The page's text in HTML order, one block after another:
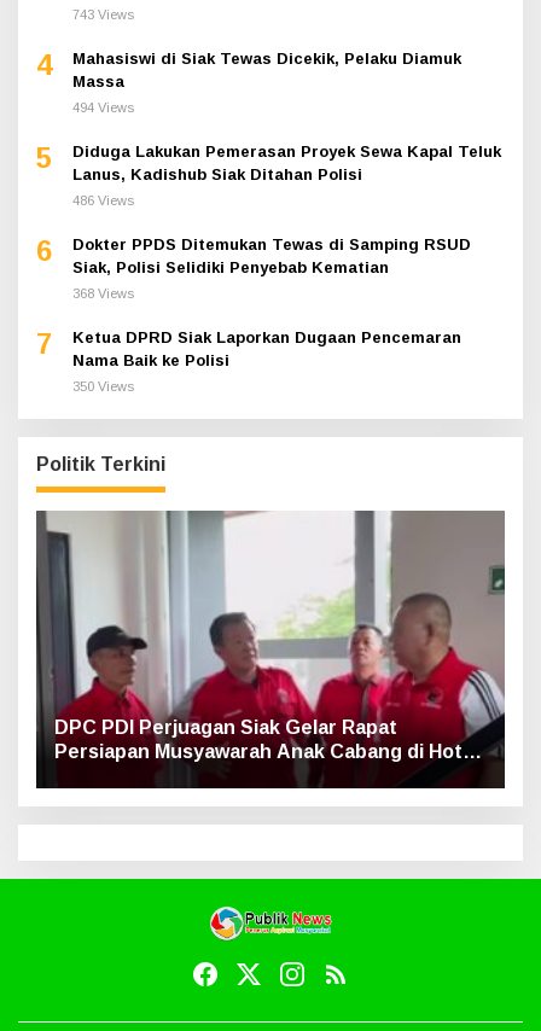
743 Views
4
Mahasiswi di Siak Tewas Dicekik, Pelaku Diamuk
Massa
494 Views
5
Diduga Lakukan Pemerasan Proyek Sewa Kapal Teluk
Lanus, Kadishub Siak Ditahan Polisi
486 Views
6
Dokter PPDS Ditemukan Tewas di Samping RSUD
Siak, Polisi Selidiki Penyebab Kematian
368 Views
7
Ketua DPRD Siak Laporkan Dugaan Pencemaran
Nama Baik ke Polisi
350 Views
Politik Terkini
DPC PDI Perjuagan Siak Gelar Rapat
Persiapan Musyawarah Anak Cabang di Hotel